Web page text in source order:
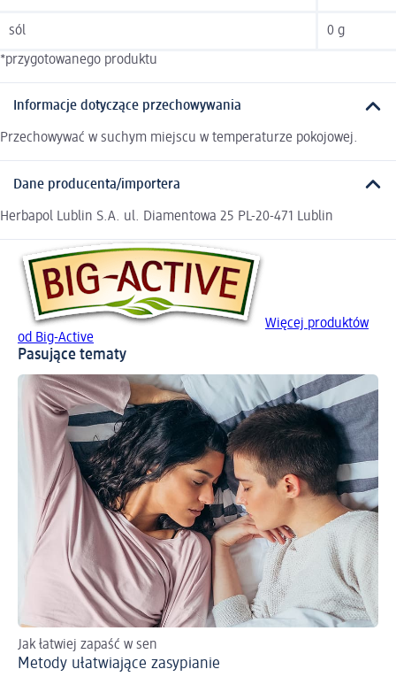
sól 0 g
*przygotowanego produktu
Informacje dotyczące przechowywania
Przechowywać w suchym miejscu w temperaturze pokojowej.
Dane producenta/importera
Herbapol Lublin S.A. ul. Diamentowa 25 PL-20-471 Lublin
Więcej produktów
od Big-Active
Pasujące tematy
Jak łatwiej zapaść w sen
Metody ułatwiające zasypianie